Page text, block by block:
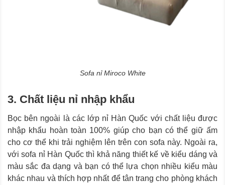
Sofa nỉ Miroco White
3. Chất liệu nỉ nhập khẩu
Bọc bên ngoài là các lớp nỉ Hàn Quốc với chất liệu được
nhập khẩu hoàn toàn 100% giúp cho bạn có thể giữ ấm
cho cơ thể khi trải nghiệm lên trên con sofa này. Ngoài ra,
với sofa nỉ Hàn Quốc thì khả năng thiết kế về kiểu dáng và
màu sắc đa dạng và bạn có thể lựa chọn nhiều kiểu màu
khác nhau và thích hợp nhất để tân trang cho phòng khách